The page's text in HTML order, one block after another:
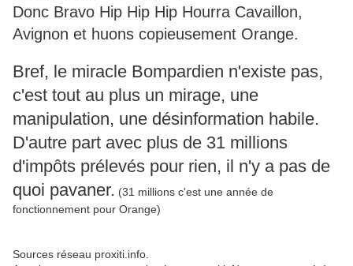
Donc Bravo Hip Hip Hip Hourra Cavaillon,
Avignon et huons copieusement Orange.
Bref, le miracle Bompardien n'existe pas,
c'est tout au plus un mirage, une
manipulation, une désinformation habile.
D'autre part avec plus de 31 millions
d'impôts prélevés pour rien, il n'y a pas de
quoi pavaner. (31 millions c'est une année de
fonctionnement pour Orange)
Sources réseau proxiti.info.